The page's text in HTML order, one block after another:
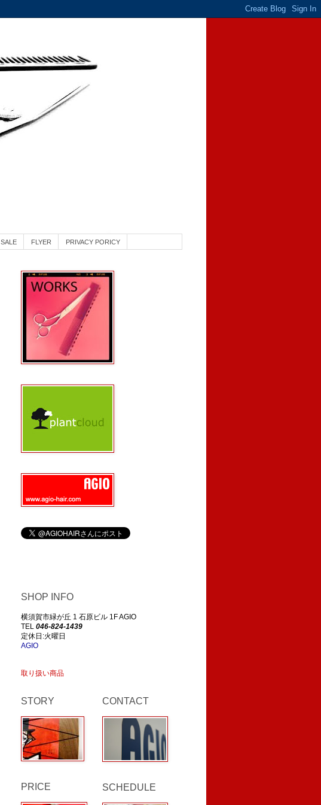
SALE FLYER PRIVACY PORICY
SHOP INFO
横須賀市緑が丘 1 石原ビル 1F AGIO
TEL 046-824-1439
定休日:火曜日
AGIO
取り扱い商品
STORY
PRICE
CONTACT
SCHEDULE